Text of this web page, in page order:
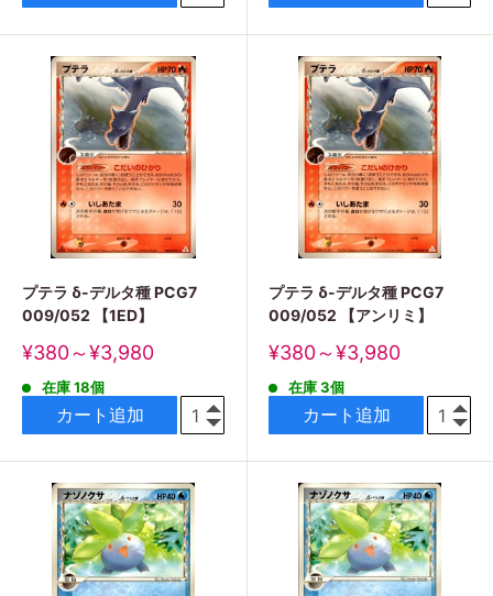
プテラ δ-デルタ種 PCG7
009/052 【1ED】
販
価
¥380～¥3,980
在庫 18個
カート追加
プテラ δ-デルタ種 PCG7
009/052 【アンリミ】
販
価
¥380～¥3,980
在庫 3個
カート追加